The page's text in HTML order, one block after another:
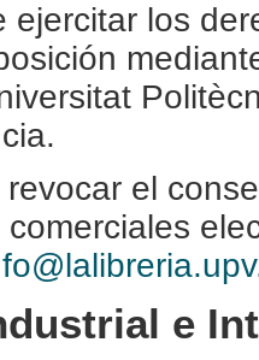
ejercitar los
el
e